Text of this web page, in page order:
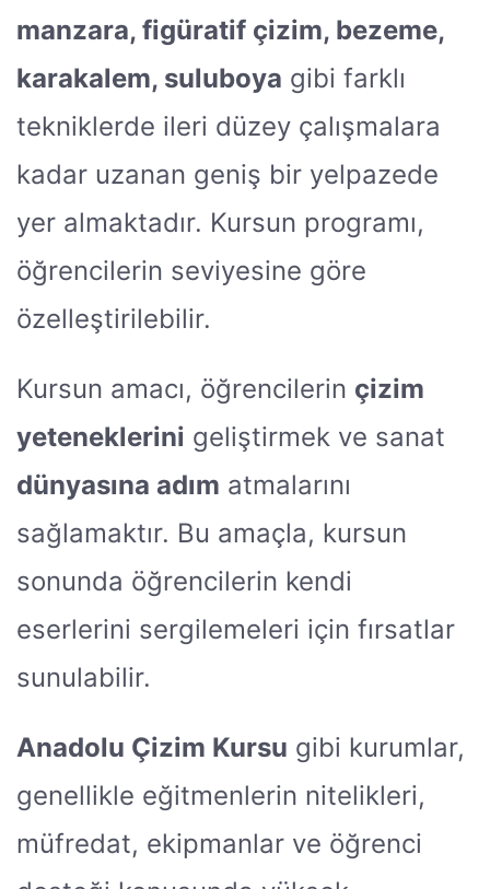
manzara, figüratif çizim, bezeme,
karakalem, suluboya gibi farklı
tekniklerde ileri düzey çalışmalara
kadar uzanan geniş bir yelpazede
yer almaktadır. Kursun programı,
öğrencilerin seviyesine göre
özelleştirilebilir.
Kursun amacı, öğrencilerin çizim
yeteneklerini geliştirmek ve sanat
dünyasına adım atmalarını
sağlamaktır. Bu amaçla, kursun
sonunda öğrencilerin kendi
eserlerini sergilemeleri için fırsatlar
sunulabilir.
Anadolu Çizim Kursu gibi kurumlar,
genellikle eğitmenlerin nitelikleri,
müfredat, ekipmanlar ve öğrenci